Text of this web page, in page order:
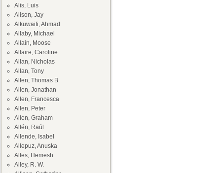
Alis, Luis
Alison, Jay
Alkuwaifi, Ahmad
Allaby, Michael
Allain, Moose
Allaire, Caroline
Allan, Nicholas
Allan, Tony
Allen, Thomas B.
Allen, Jonathan
Allen, Francesca
Allen, Peter
Allen, Graham
Allén, Raúl
Allende, Isabel
Allepuz, Anuska
Alles, Hemesh
Alley, R. W.